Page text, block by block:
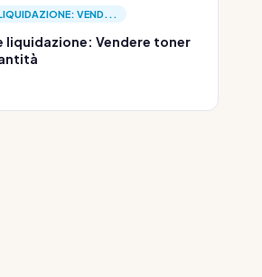
VEND...
liquidazione: Vendere toner